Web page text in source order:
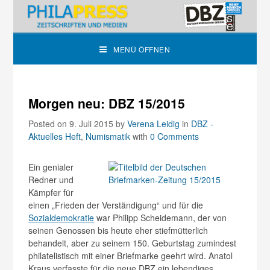
MENÜ ÖFFNEN
Morgen neu: DBZ 15/2015
Posted on 9. Juli 2015byVerena Leidig in DBZ -
Aktuelles Heft, Numismatik with0 Comments
Ein genialer
Redner und
Kämpfer für
einen „Frieden der Verständigung“ und für die
Sozialdemokratie war Philipp Scheidemann, der von
seinen Genossen bis heute eher stiefmütterlich
behandelt, aber zu seinem 150. Geburtstag zumindest
philatelistisch mit einer Briefmarke geehrt wird. Anatol